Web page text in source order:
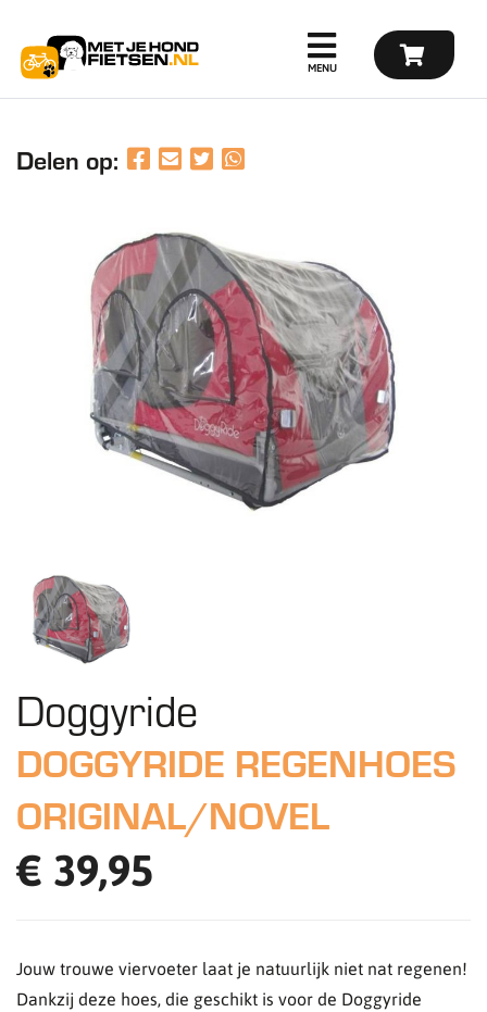
Delen op:
Doggyride
DOGGYRIDE REGENHOES
ORIGINAL/NOVEL
€ 39,95
Jouw trouwe viervoeter laat je natuurlijk niet nat regenen!
Dankzij deze hoes, die geschikt is voor de Doggyride